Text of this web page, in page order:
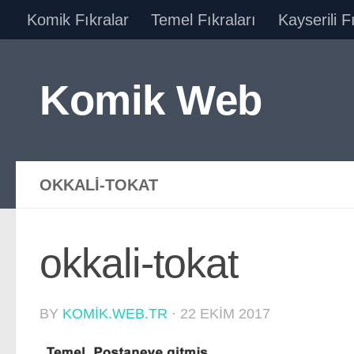
Skip to content
Komik Fıkralar Temel Fıkraları Kayserili
Komik Web
OKKALI-TOKAT
okkali-tokat
BY KOMIK.WEB.TR · 22 EKIM 2017